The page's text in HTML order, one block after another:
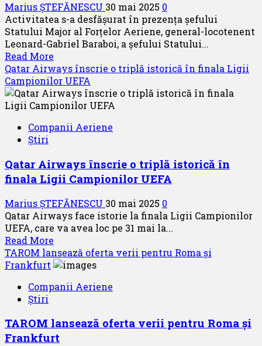
Marius ȘTEFĂNESCU 30 mai 2025 0
Activitatea s-a desfășurat în prezența șefului
Statului Major al Forțelor Aeriene, general-locotenent
Leonard-Gabriel Baraboi, a șefului Statului...
Read More
more
about
Comandamentul
Componentei
sărbătorește
de
ani
la
înființare
Qatar Airways înscrie o triplă istorică în finala Ligii
Campionilor UEFA
Companii Aeriene
Știri
Qatar Airways înscrie o triplă istorică în
finala Ligii Campionilor UEFA
Marius ȘTEFĂNESCU 30 mai 2025 0
Qatar Airways face istorie la finala Ligii Campionilor
UEFA, care va avea loc pe 31 mai la...
Read More
more
about
Airways
triplă
istorică
TAROM lansează oferta verii pentru Roma și
Frankfurt
Companii Aeriene
Știri
TAROM lansează oferta verii pentru Roma și
Frankfurt